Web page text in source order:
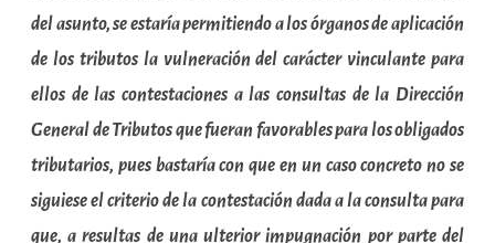
del asunto, se estaría permitiendo a los órganos de aplicación
de los tributos la vulneración del carácter vinculante para
ellos de las contestaciones a las consultas de la Dirección
General de Tributos que fueran favorables para los obligados
tributarios, pues bastaría con que en un caso concreto no se
siguiese el criterio de la contestación dada a la consulta para
que, a resultas de una ulterior impugnación por parte del